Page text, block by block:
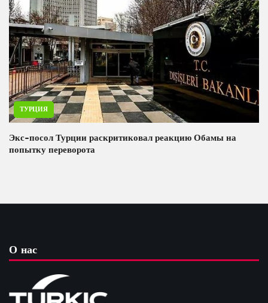
ТУРЦИЯ
Экс-посол Турции раскритиковал реакцию Обамы на
попытку переворота
О нас